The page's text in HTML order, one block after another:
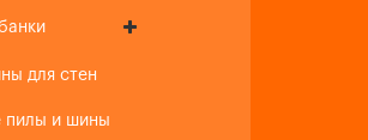
для стен
пилы и шины